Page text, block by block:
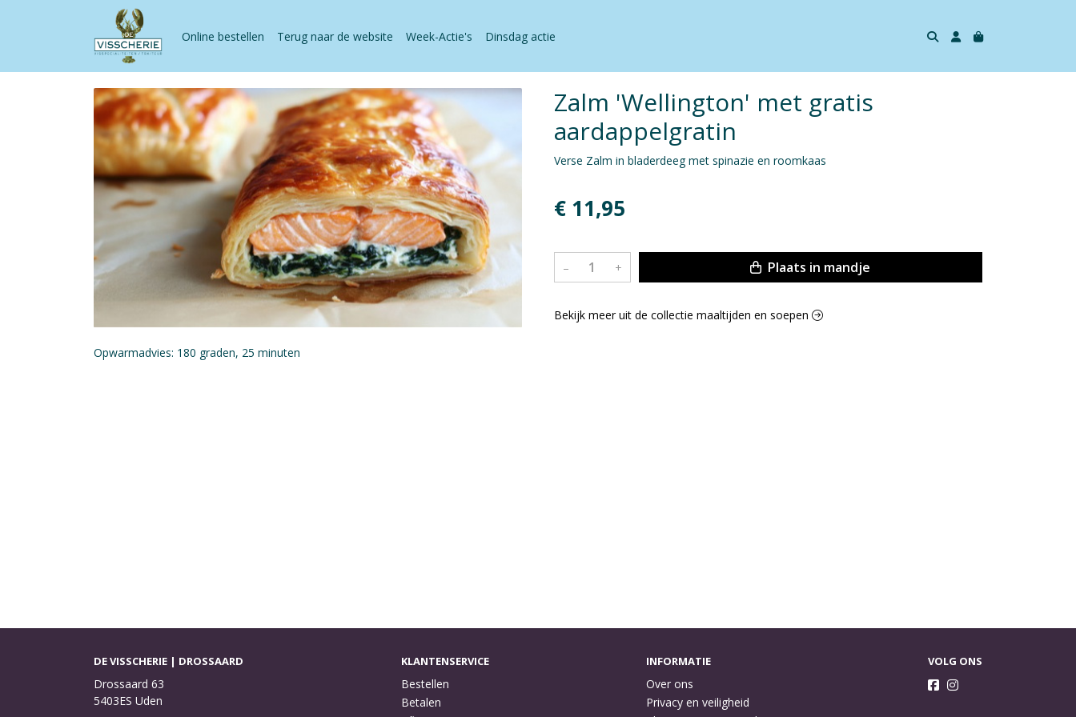
Online bestellen Terug naar de website Week-Actie's Dinsdag actie
Opwarmadvies: 180 graden, 25 minuten
Zalm 'Wellington' met gratis
aardappelgratin
Verse Zalm in bladerdeeg met spinazie en roomkaas
€ 11,95
– + Plaats in mandje
Bekijk meer uit de collectie maaltijden en soepen
DE VISSCHERIE | DROSSAARD
Drossaard 63
5403ES Uden
KLANTENSERVICE
Bestellen
Betalen
INFORMATIE
Over ons
Privacy en veiligheid
VOLG ONS